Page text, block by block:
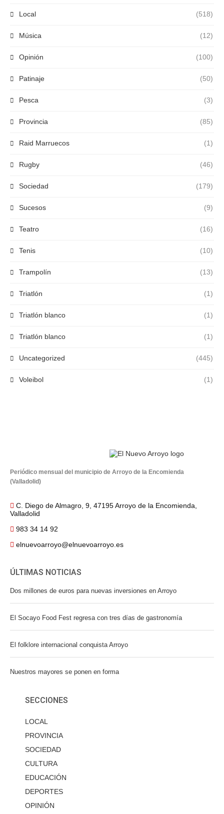
Local (518)
Música (12)
Opinión (100)
Patinaje (50)
Pesca (3)
Provincia (85)
Raid Marruecos (1)
Rugby (46)
Sociedad (179)
Sucesos (9)
Teatro (16)
Tenis (10)
Trampolín (13)
Triatlón (1)
Triatlón blanco (1)
Triatlón blanco (1)
Uncategorized (445)
Voleibol (1)
Periódico mensual del municipio de Arroyo de la Encomienda
(Valladolid)
C. Diego de Almagro, 9, 47195 Arroyo de la Encomienda,
Valladolid
983 34 14 92
elnuevoarroyo@elnuevoarroyo.es
ÚLTIMAS NOTICIAS
Dos millones de euros para nuevas inversiones en Arroyo
El Socayo Food Fest regresa con tres días de gastronomía
El folklore internacional conquista Arroyo
Nuestros mayores se ponen en forma
SECCIONES
LOCAL
PROVINCIA
SOCIEDAD
CULTURA
EDUCACIÓN
DEPORTES
OPINIÓN